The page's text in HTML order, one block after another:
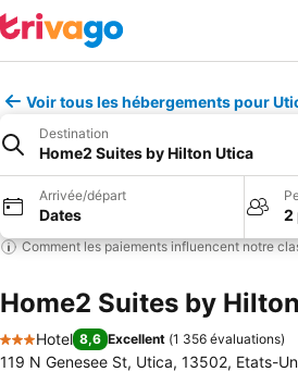
Voir tous les hébergements pour
Destination
Home2 Suites by Hilton Utica
Arrivée/départ
Dates 2
Comment les paiements influencent notre
Home2 Suites by
3 Étoiles
Hotel 8,6 Excellent (1 356 évaluations)
119 N Genesee St, Utica, 13502, Etats-